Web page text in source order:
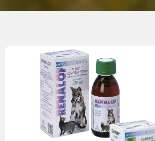
secundarios y toxicidad. Ademas, Los
activados actúan con mayor rapidez en el
vital en pacientes geriátricos o